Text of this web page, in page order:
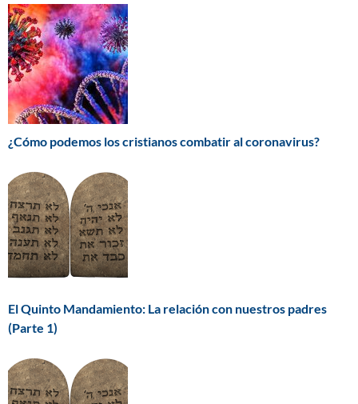
¿Cómo podemos los cristianos combatir al coronavirus?
El Quinto Mandamiento: La relación con nuestros padres
(Parte 1)